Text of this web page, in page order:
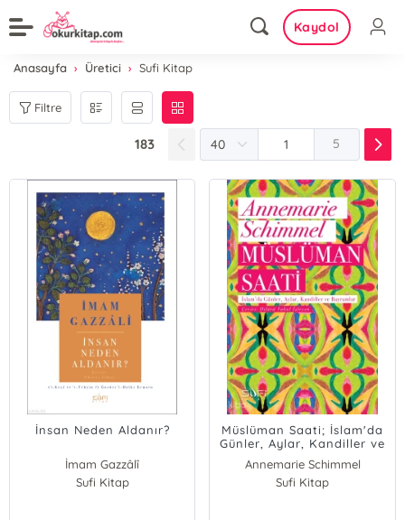
Kaydol
Anasayfa Üretici Sufi Kitap
Filtre
183 5
İnsan Neden Aldanır?
İmam Gazzâlî
Sufi Kitap
Müslüman Saati; İslam'da
Günler, Aylar, Kandiller ve
Bayramlar
Annemarie Schimmel
Sufi Kitap